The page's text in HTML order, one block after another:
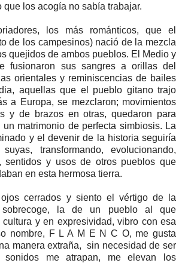
que los acogía no sabía trabajar.
los más románticos, que el
de los campesinos) nació de la mezcla
quejidos de ambos pueblos. El Medio y
fusionaron sus sangres a orillas del
orientales y reminiscencias de bailes
aquellas que el pueblo gitano trajo
a Europa, se mezclaron; movimientos
y de brazos en otras, quedaron para
matrimonio de perfecta simbiosis. La
y el devenir de la historia seguiría
transformando, evolucionando,
sentidos y usos de otros pueblos que
en esta hermosa tierra.
cerrados y siento el vértigo de la
la de un pueblo al que
cultura y en expresividad, vibro con esa
nombre, F L A M E N C O, me gusta
manera extraña, sin necesidad de ser
sonidos me atrapan, me elevan los